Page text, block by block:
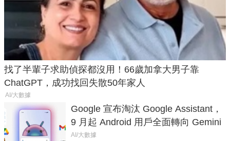
找了半輩子求助偵探都沒用！66歲加拿大男子靠
ChatGPT，成功找回失散50年家人
AI/大數據
Google 宣布淘汰 Google Assistant，
9 月起 Android 用戶全面轉向 Gemini
AI/大數據